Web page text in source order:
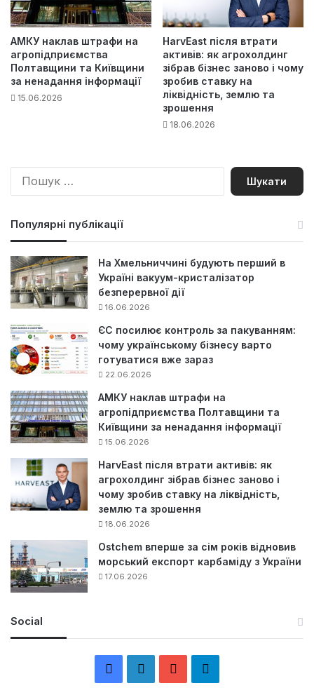
АМКУ наклав штрафи на
агропідприємства
Полтавщини та Київщини
за ненадання інформації
15.06.2026
HarvEast після втрати
активів: як агрохолдинг
зібрав бізнес заново і чому
зробив ставку на
ліквідність, землю та
зрошення
18.06.2026
П
Популярні публікації
На Хмельниччині будують перший в
Україні вакуум-кристалізатор
безперервної дії
16.06.2026
ЄС посилює контроль за пакуванням:
чому українському бізнесу варто
готуватися вже зараз
22.06.2026
АМКУ наклав штрафи на
агропідприємства Полтавщини та
Київщини за ненадання інформації
15.06.2026
HarvEast після втрати активів: як
агрохолдинг зібрав бізнес заново і
чому зробив ставку на ліквідність,
землю та зрошення
18.06.2026
Ostchem вперше за сім років відновив
морський експорт карбаміду з України
17.06.2026
Social